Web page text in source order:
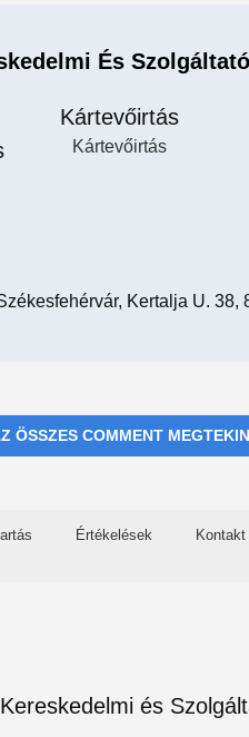
És
Kártevőirtás
Kártevőirtás
Kertalja U. 38,
ÖSSZES COMMENT
Értékelések Kontakt
és